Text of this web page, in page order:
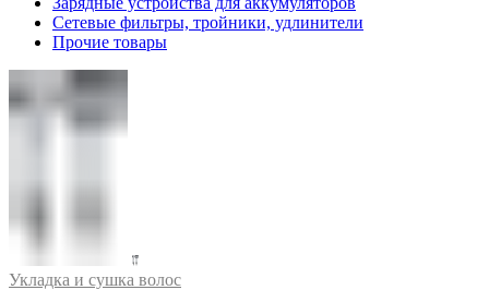
Сетевые фильтры, тройники, удлинители
Прочие товары
Укладка и сушка волос